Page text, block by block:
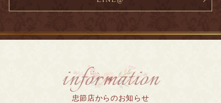
information
忠節店からのお知らせ